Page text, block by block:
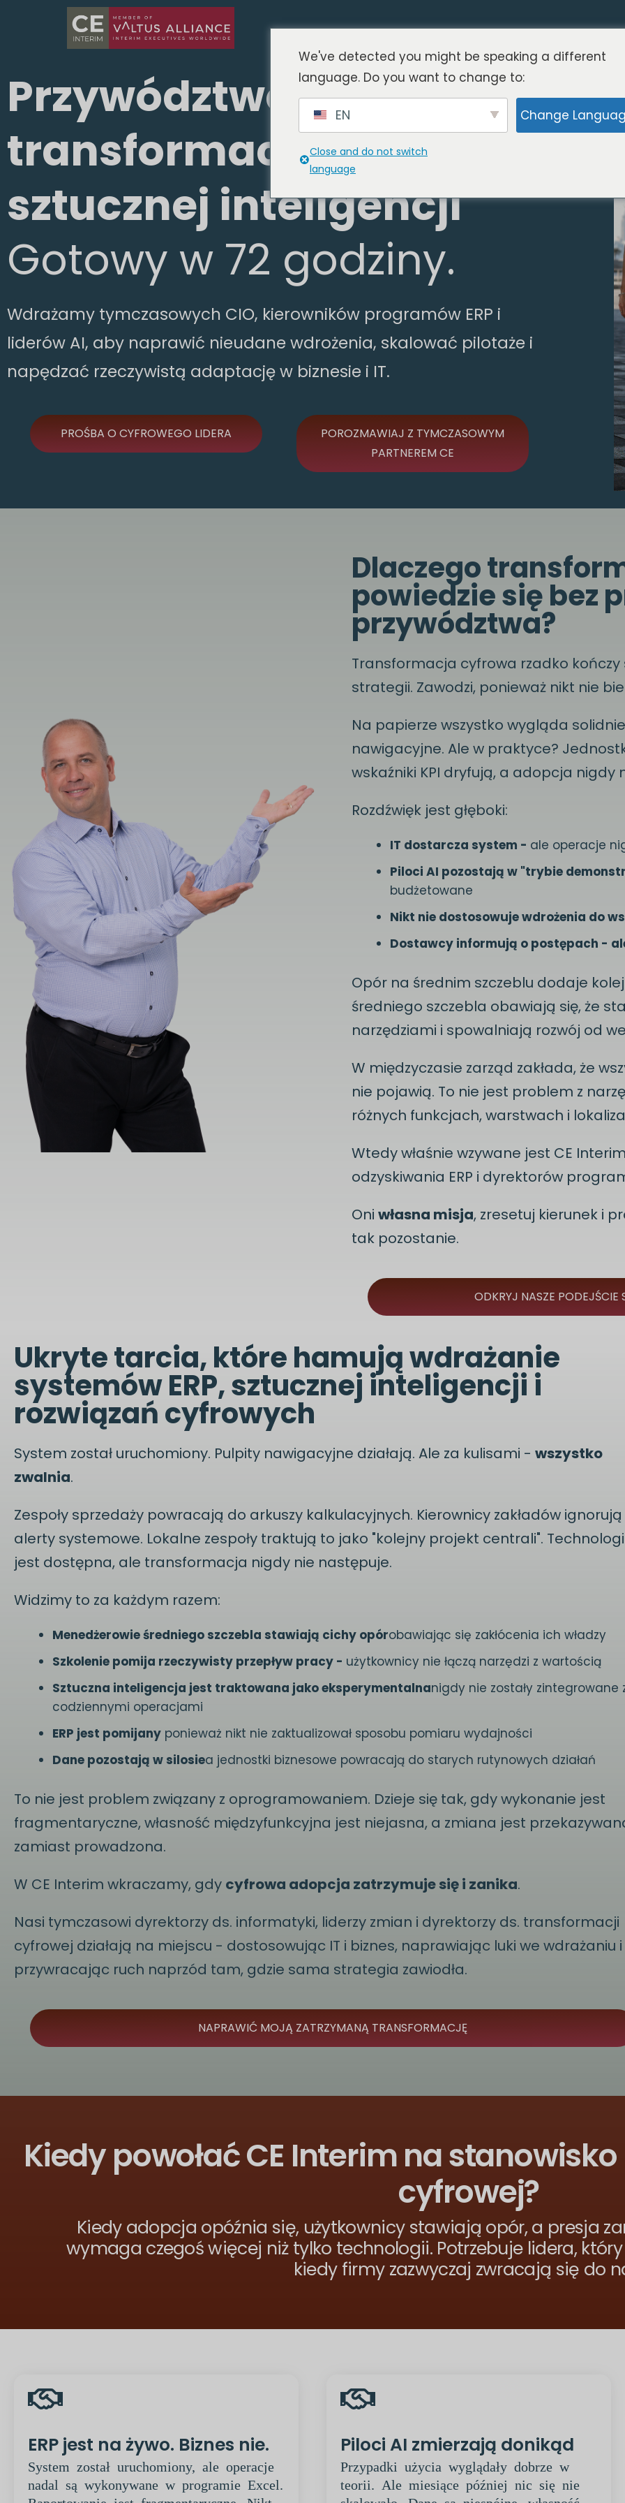
Przywództwo w zakresie
transformacji cyfrowej i
sztucznej inteligencji
Gotowy w 72 godziny.
Wdrażamy tymczasowych CIO, kierowników programów ERP i
liderów AI, aby naprawić nieudane wdrożenia, skalować pilotaże i
napędzać rzeczywistą adaptację w biznesie i IT.
PROŚBA O CYFROWEGO LIDERA
POROZMAWIAJ Z TYMCZASOWYM
PARTNEREM CE
Dlaczego
powiedzie się bez
przywództwa?
Transformacja cyfrowa rzadko kończy
strategii. Zawodzi, ponieważ nikt nie
Na papierze wszystko wygląda
nawigacyjne. Ale w praktyce?
wskaźniki KPI dryfują, a adopcja nigdy
Rozdźwięk jest głęboki:
IT dostarcza system - ale operacje
Piloci AI pozostają w "trybie
budżetowane
Nikt nie dostosowuje wdrożenia do
Dostawcy informują o postępach -
Opór na średnim szczeblu dodaje
średniego szczebla obawiają się, że
narzędziami i spowalniają rozwój od
W międzyczasie zarząd zakłada, że
nie pojawią. To nie jest problem z
różnych funkcjach, warstwach i
Wtedy właśnie wzywane jest CE
odzyskiwania ERP i dyrektorów
Oni własna misja, zresetuj kierunek i
tak pozostanie.
ODKRYJ NASZE
Ukryte tarcia, które hamują wdrażanie
systemów ERP, sztucznej inteligencji i
rozwiązań cyfrowych
System został uruchomiony. Pulpity nawigacyjne działają. Ale za kulisami - wszystko
zwalnia.
Zespoły sprzedaży powracają do arkuszy kalkulacyjnych. Kierownicy zakładów ignorują
alerty systemowe. Lokalne zespoły traktują to jako "kolejny projekt centrali".
jest dostępna, ale transformacja nigdy nie następuje.
Widzimy to za każdym razem:
Menedżerowie średniego szczebla stawiają cichy opórobawiając się zakłócenia ich władzy
Szkolenie pomija rzeczywisty przepływ pracy - użytkownicy nie łączą narzędzi z wartością
Sztuczna inteligencja jest traktowana jako eksperymentalnanigdy nie zostały zintegrowane
codziennymi operacjami
ERP jest pomijany ponieważ nikt nie zaktualizował sposobu pomiaru wydajności
Dane pozostają w silosiea jednostki biznesowe powracają do starych rutynowych działań
To nie jest problem związany z oprogramowaniem. Dzieje się tak, gdy wykonanie jest
fragmentaryczne, własność międzyfunkcyjna jest niejasna, a zmiana jest
zamiast prowadzona.
W CE Interim wkraczamy, gdy cyfrowa adopcja zatrzymuje się i zanika.
Nasi tymczasowi dyrektorzy ds. informatyki, liderzy zmian i dyrektorzy ds. transformacji
cyfrowej działają na miejscu - dostosowując IT i biznes, naprawiając luki we wdrażaniu i
przywracając ruch naprzód tam, gdzie sama strategia zawiodła.
NAPRAWIĆ MOJĄ ZATRZYMANĄ TRANSFORMACJĘ
Kiedy powołać CE Interim na
cyfrowej?
Kiedy adopcja opóźnia się, użytkownicy stawiają opór, a presja
wymaga czegoś więcej niż tylko technologii. Potrzebuje lidera,
kiedy firmy zazwyczaj zwracają się do
ERP jest na żywo. Biznes nie.
System został uruchomiony, ale operacje
nadal są wykonywane w programie Excel.
Piloci AI zmierzają donikąd
Przypadki użycia wyglądały dobrze w
teorii. Ale miesiące później nic się nie
We've detected you might be speaking a different
language. Do you want to change to:
EN Change
Close and do not switch
language